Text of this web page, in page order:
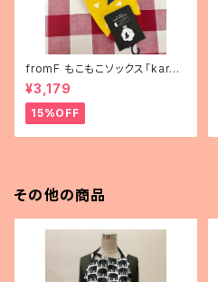
fromF もこもこソックス「karus
elli（メリーゴーランド）」
¥3,179
15%OFF
その他の商品